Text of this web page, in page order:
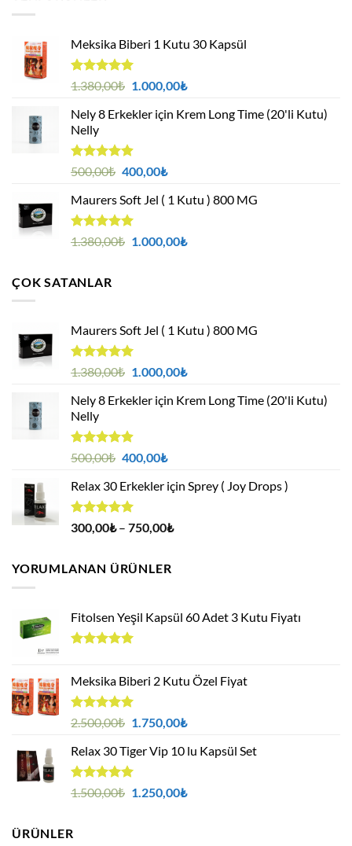
Meksika Biberi 1 Kutu 30 Kapsül
5 üzerinden
oy
aldı
1.380,00₺ Orijinal
1.380,00₺.
1.000,00₺Şu
fiyat:
Nely 8 Erkekler için Krem Long Time (20'li Kutu)
Nelly
5 üzerinden
oy
aldı
500,00₺ Orijinal
500,00₺.
400,00₺Şu
fiyat:
Maurers Soft Jel ( 1 Kutu ) 800 MG
5 üzerinden
oy
1.380,00₺ Orijinal
1.000,00₺Şu
ÇOK SATANLAR
Maurers Soft Jel ( 1 Kutu ) 800 MG
5 üzerinden
oy
aldı
1.380,00₺ Orijinal
1.380,00₺.
1.000,00₺Şu
fiyat:
Nely 8 Erkekler için Krem Long Time (20'li Kutu)
Nelly
5 üzerinden
oy
aldı
500,00₺ Orijinal
500,00₺.
400,00₺Şu
fiyat:
Relax 30 Erkekler için Sprey ( Joy Drops )
5 üzerinden
4.94oy
300,00₺ – 750,00₺Fiyat
YORUMLANAN ÜRÜNLER
Fitolsen Yeşil Kapsül 60 Adet 3 Kutu Fiyatı
aldı
Meksika Biberi 2 Kutu Özel Fiyat
5 üzerinden
oy
aldı
2.500,00₺ Orijinal
2.500,00₺.
1.750,00₺Şu
fiyat:
Relax 30 Tiger Vip 10 lu Kapsül Set
5 üzerinden
oy
1.500,00₺ Orijinal
1.250,00₺Şu
ÜRÜNLER